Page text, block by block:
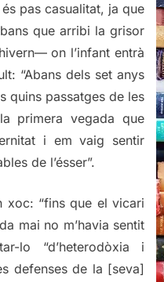
pas casualitat, ja que
que arribi la grisor
on l’infant entrà
“Abans dels set anys
quins passatges de les
primera vegada que
i em vaig sentir
de l’ésser”.
xoc: “fins que el vicari
mai no m’havia sentit
lo “d’heterodòxia i
defenses de la [seva]